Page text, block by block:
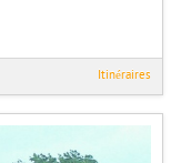
Itinéraires